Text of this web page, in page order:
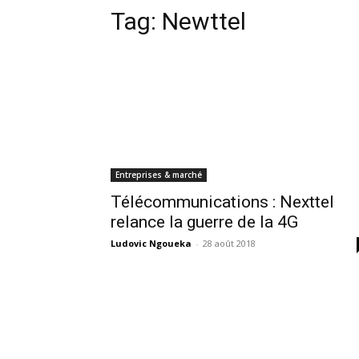
Tag: Newttel
Entreprises & marché
Télécommunications : Nexttel
relance la guerre de la 4G
Ludovic Ngoueka - 28 août 2018